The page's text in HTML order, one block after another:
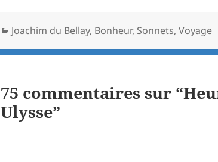
Catégories
Joachim du Bellay, Bonheur, Sonnets,Voyage
75 commentaires sur
Ulysse”